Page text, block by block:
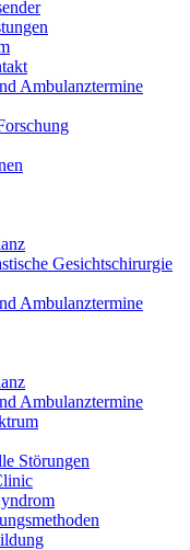
Ambulanztermine
Gesichtschirurgie
Ambulanztermine
Ambulanztermine
Störungen